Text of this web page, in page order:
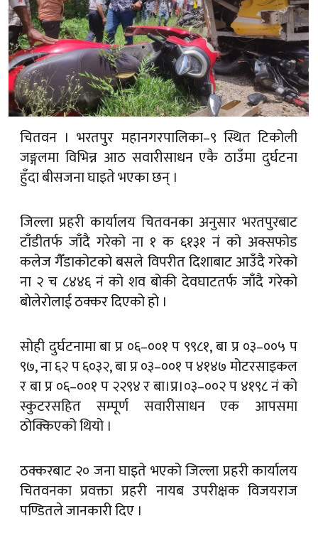
चितवन । भरतपुर महानगरपालिका–९ स्थित टिकोली
जङ्गलमा विभिन्न आठ सवारीसाधन एकै ठाउँमा दुर्घटना
हुँदा बीसजना घाइते भएका छन् ।
जिल्ला प्रहरी कार्यालय चितवनका अनुसार भरतपुरबाट
टाँडीतर्फ जाँदै गरेको ना १ क ६१३१ नं को अक्सफोड
कलेज गैँडाकोटको बसले विपरीत दिशाबाट आउँदै गरेको
ना २ च ८४४६ नं को शव बोकी देवघाटतर्फ जाँदै गरेको
बोलेरोलाई ठक्कर दिएको हो ।
सोही दुर्घटनामा बा प्र ०६–००१ प ९९८१, बा प्र ०३–००५ प
९७, ना ६२ प ६०३२, बा प्र ०३–००१ प ४१४७ मोटरसाइकल
र बा प्र ०६–००१ प २२९४ र बा।प्र।०३–००२ प ४१९८ नं को
स्कुटरसहित सम्पूर्ण सवारीसाधन एक आपसमा
ठोक्किएको थियो ।
ठक्करबाट २० जना घाइते भएको जिल्ला प्रहरी कार्यालय
चितवनका प्रवक्ता प्रहरी नायब उपरीक्षक विजयराज
पण्डितले जानकारी दिए ।